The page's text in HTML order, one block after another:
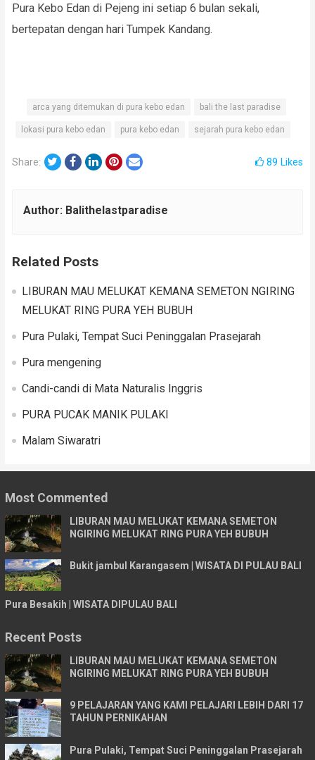
Pura Kebo Edan di Pejeng ini setiap 6 bulan sekali,
bertepatan dengan hari Tumpek Kandang.
arca yang ditemukan di pura kebo edan bali the last paradise
lokasi pura kebo edan pura kebo edan sejarah pura kebo edan
Share: TwitterFacebook
LinkedIn
Pinterest
Email 89 Likes
Author: Balithelastparadise
Related Posts
LIBURAN MAU MELUKAT KEMANA SEMETON NGIRING
MELUKAT RING PURA YEH BUBUH
Pura Pulaki, Tempat Suci Peninggalan Prasejarah
Pura mengening
Candi-candi di Mata Naturalis Inggris
PURA PUCAK MANIK PULAKI
Malam Siwaratri
Most Commented
LIBURAN MAU MELUKAT KEMANA SEMETON
NGIRING MELUKAT RING PURA YEH BUBUH
Bukit jambul Karangasem | WISATA DI PULAU BALI
Pura Besakih | WISATA DIPULAU BALI
Recent Posts
LIBURAN MAU MELUKAT KEMANA SEMETON
NGIRING MELUKAT RING PURA YEH BUBUH
9 PELAJARAN YANG KAMI PELAJARI LEBIH DARI 17
TAHUN PERNIKAHAN
Pura Pulaki, Tempat Suci Peninggalan Prasejarah